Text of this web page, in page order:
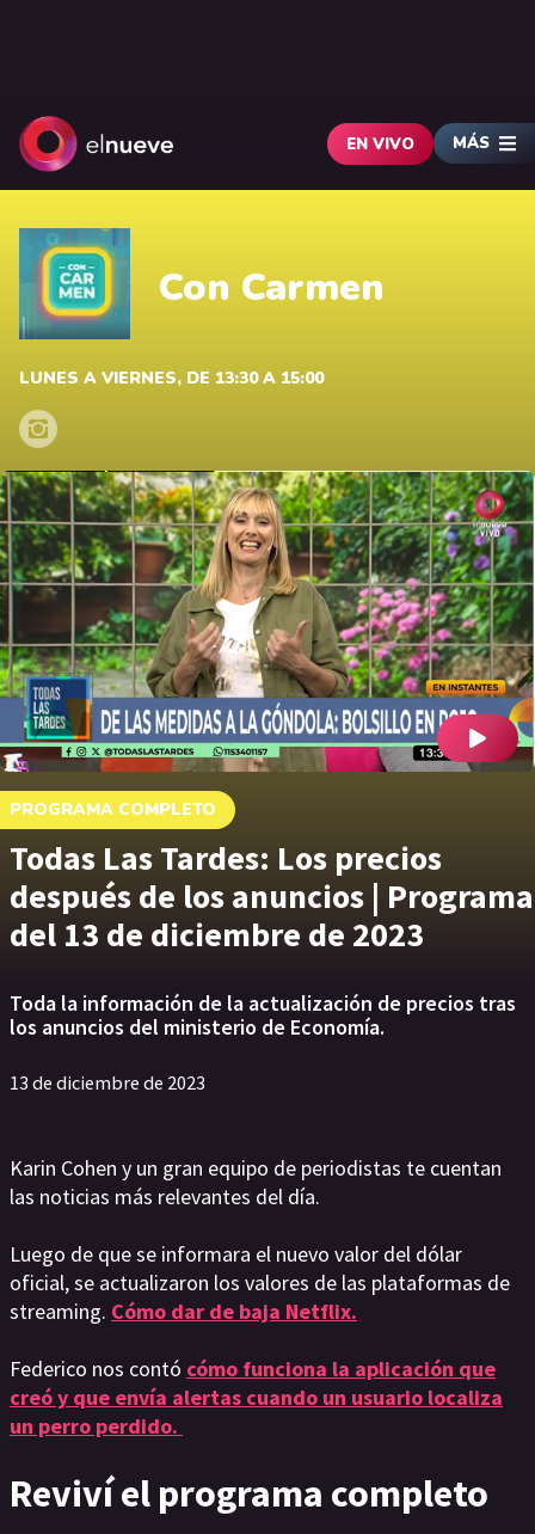
EN VIVO MÁS
Con Carmen
LUNES A VIERNES, DE 13:30 A 15:00
PROGRAMA COMPLETO
Todas Las Tardes: Los precios
después de los anuncios | Programa
del 13 de diciembre de 2023
Toda la información de la actualización de precios tras
los anuncios del ministerio de Economía.
13 de diciembre de 2023
Karin Cohen y un gran equipo de periodistas te cuentan
las noticias más relevantes del día.
Luego de que se informara el nuevo valor del dólar
oficial, se actualizaron los valores de las plataformas de
streaming. Cómo dar de baja Netflix.
Federico nos contó cómo funciona la aplicación que
creó y que envía alertas cuando un usuario localiza
un perro perdido.
Reviví el programa completo